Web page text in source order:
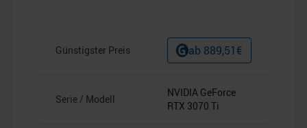
Günstigster Preis ab 889,51€
Serie / Modell
NVIDIA GeForce
RTX 3070 Ti